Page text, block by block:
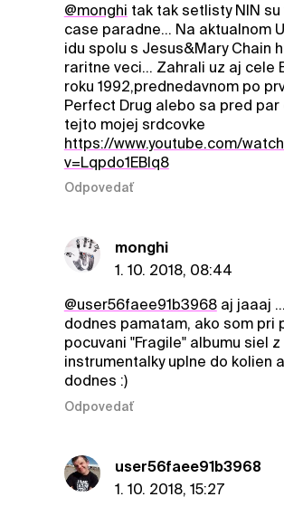
@monghi tak tak setlisty NIN
case paradne... Na aktualnom
idu spolu s Jesus&Mary Chain
raritne veci... Zahrali uz aj cele
roku 1992,prednedavnom po
Perfect Drug alebo sa pred par
tejto mojej srdcovke
https://www.youtube.com/
v=Lqpdo1EBlq8
Odpovedať
monghi
1. 10. 2018, 08:44
@user56faee91b3968aj jaaaj
dodnes pamatam, ako som pri
pocuvani "Fragile" albumu siel
instrumentalky uplne do kolien
dodnes :)
Odpovedať
user56faee91b3968
1. 10. 2018, 15:27